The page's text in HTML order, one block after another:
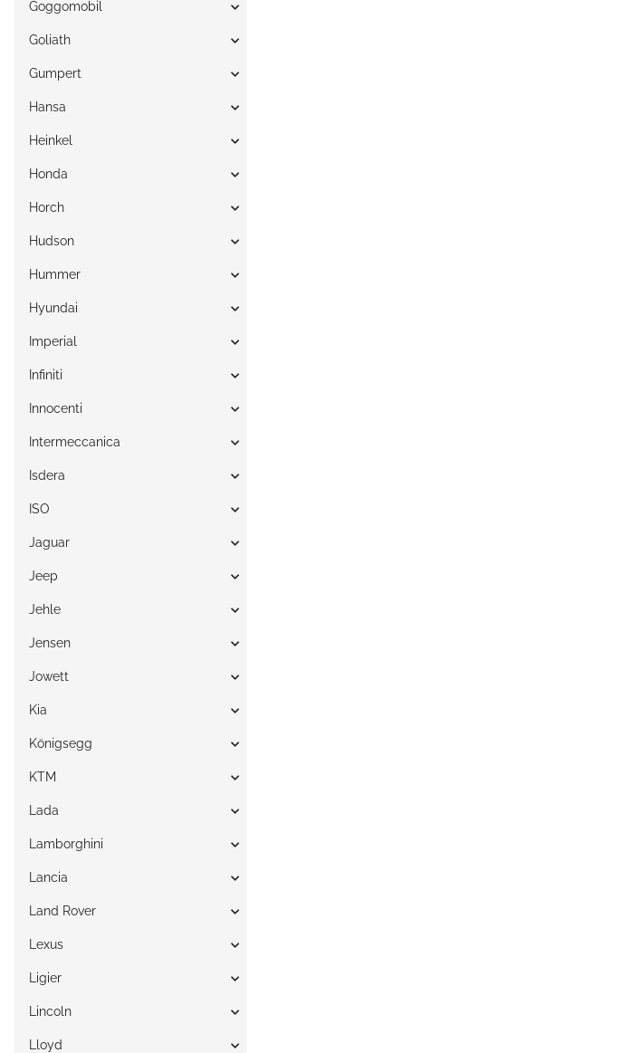
Goggomobil
Goliath
Gumpert
Hansa
Heinkel
Honda
Horch
Hudson
Hummer
Hyundai
Imperial
Infiniti
Innocenti
Intermeccanica
Isdera
ISO
Jaguar
Jeep
Jehle
Jensen
Jowett
Kia
Königsegg
KTM
Lada
Lamborghini
Lancia
Land Rover
Lexus
Ligier
Lincoln
Lloyd